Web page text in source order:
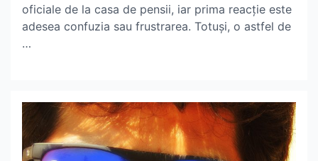
oficiale de la casa de pensii, iar prima reacție este
adesea confuzia sau frustrarea. Totuși, o astfel de
…